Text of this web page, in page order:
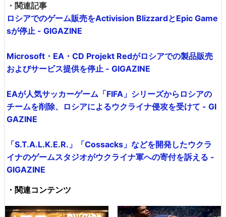
・関連記事
ロシアでのゲーム販売をActivision BlizzardとEpic Game
sが停止 - GIGAZINE
Microsoft・EA・CD Projekt Redがロシアでの製品販売
およびサービス提供を停止 - GIGAZINE
EAが人気サッカーゲーム「FIFA」シリーズからロシアの
チームを削除、ロシアによるウクライナ侵攻を受けて - GI
GAZINE
「S.T.A.L.K.E.R.」「Cossacks」などを開発したウクラ
イナのゲームスタジオがウクライナ軍への寄付を訴える -
GIGAZINE
・関連コンテンツ